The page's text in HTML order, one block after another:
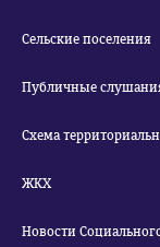
Сельские поселения
Публичные
Схема
ЖКХ
Новости